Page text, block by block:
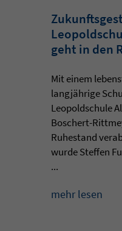
geht in den
Mit einem
langjährige
Leopoldschule
Boschert-
Ruhestand
wurde Steffen
...
mehr lesen